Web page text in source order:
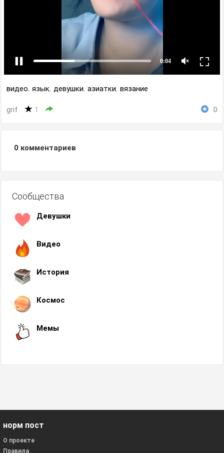
видео, язык, девушки, азиатки, вязание
grif 1 0
0 комментариев
Сообщества
Девушки
Видео
История
Космос
Мемы
норм пост
О проекте
Правила